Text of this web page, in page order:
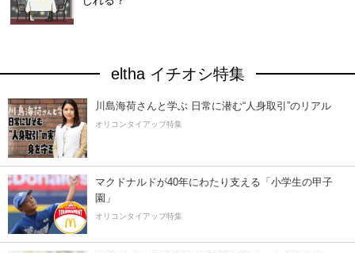
eltha イチオシ特集
川島海荷さんと学ぶ 日常に潜む“人身取引”のリアル
オリコンタイアップ特集
マクドナルドが40年にわたり支える「小学生の甲子
園」
オリコンタイアップ特集